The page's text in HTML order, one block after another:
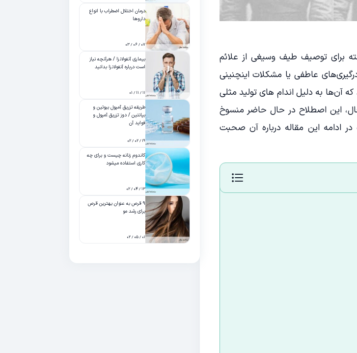
برای توصیف طیف وسیغی از علائم
عاطفی یا مشکلات اینچنینی
آن‌ها به دلیل اندام های تولید مثلی
حال، این اصطلاح در حال حاضر منسوخ
ادامه این مقاله درباره آن صحبت
درمان اختلال اضطراب با انواع
داروها
۰۷ / ۰۶ / ۰۳
بیماری آنفولانزا / هرآنچه نیاز
است درباره آنفولانزا بدانید
۱۱ / ۱۱ / ۰۱
طریقه تزریق آمپول بیوتین و
بپانتین / دوز تزریق آمپول و
فواید آن
۱۹ / ۰۲ / ۰۲
کاندوم زنانه چیست و برای چه
کاری استفاده میشود
۱۳ / ۰۴ / ۰۲
۹ قرص به عنوان بهترین قرص
برای رشد مو
۰۱ / ۰۵ / ۰۲